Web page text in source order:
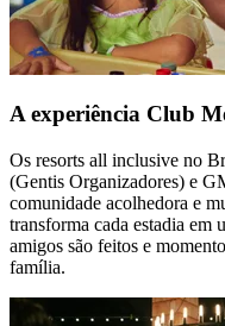
A experiência Club
Os resorts all inclusive no
(Gentis Organizadores) e
comunidade acolhedora e
transforma cada estadia em
amigos são feitos e
família.